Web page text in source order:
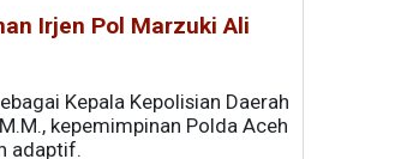
Irjen Pol Marzuki Ali
Kepala Kepolisian Daerah
kepemimpinan Polda Aceh
adaptif.